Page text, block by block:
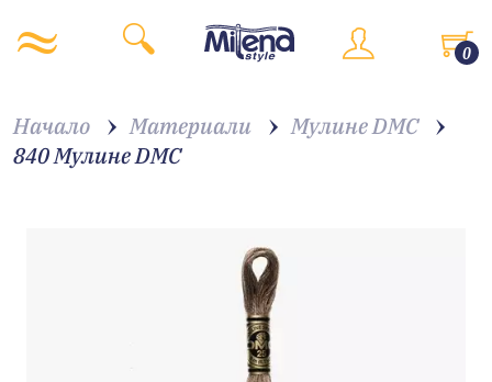
0
Начало Материали
Мулине DMC
840 Мулине DMC